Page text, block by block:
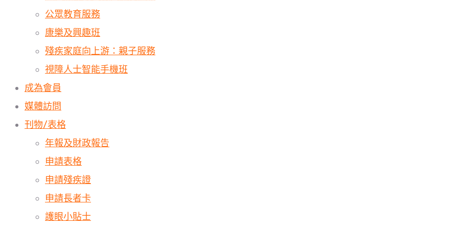
公眾教育服務
康樂及興趣班
殘疾家庭向上游：親子服務
視障人士智能手機班
成為會員
媒體訪問
刊物/表格
年報及財政報告
申請表格
申請殘疾證
申請長者卡
護眼小貼士